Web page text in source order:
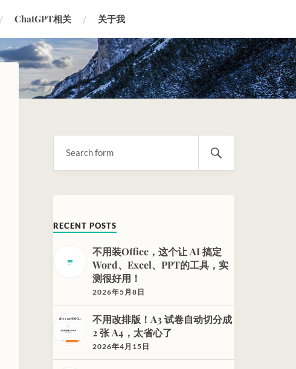
ChatGPT相关 关于我
RECENT POSTS
不用装Office，这个让 AI 搞定
Word、Excel、PPT的工具，实
测很好用！
2026年5月8日
不用改排版！A3 试卷自动切分成
2 张 A4，太省心了
2026年4月15日